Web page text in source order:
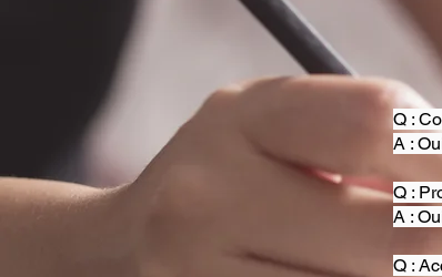
Q :
A :
Q :
A :
Q :